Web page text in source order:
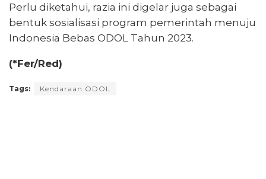
Perlu diketahui, razia ini digelar juga sebagai
bentuk sosialisasi program pemerintah menuju
Indonesia Bebas ODOL Tahun 2023.
(*Fer/Red)
Tags: Kendaraan ODOL